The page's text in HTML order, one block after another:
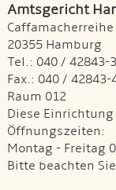
Amtsgericht
Caffamacherreihe
20355 Hamburg
Tel.: 040 / 42843-
Fax.: 040 / 42843-
Raum 012
Diese
Öffnungszeiten:
Montag - Freitag
Bitte beachten